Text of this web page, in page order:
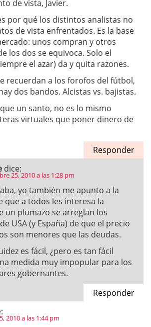
de vista, Javier.
por qué los distintos analistas no
de vista enfrentados. Es la base
unos compran y otros
los dos se equivoca. Solo el
el azar) da y quita razones.
recuerdan a los forofos del fútbol,
dos bandos. Alcistas vs. bajistas.
un santo, no es lo mismo
virtuales que poner dinero de
Responder
dice:
25, 2010 a las 1:28 pm
yo también me apunto a la
que a todos les interesa la
un plumazo se arreglan los
USA (y España) de que el precio
son menores que las deudas.
es fácil, ¿pero es tan fácil
medida muy impopular para los
gobernantes.
Responder
2010 a las 1:44 pm